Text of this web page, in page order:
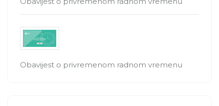
Obavijest o privremenom radnom vremenu